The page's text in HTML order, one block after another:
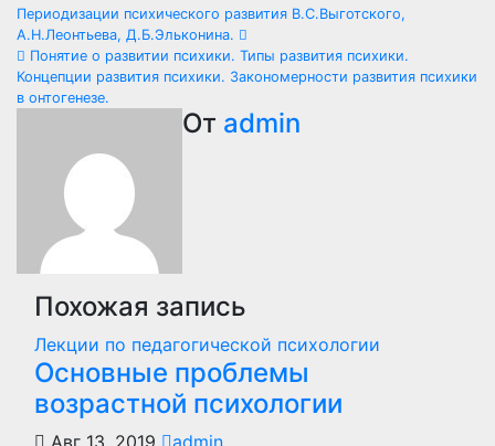
Навигация
по
записям
Периодизации психического развития В.С.Выготского,
А.Н.Леонтьева, Д.Б.Эльконина.
Понятие о развитии психики. Типы развития психики.
Концепции развития психики. Закономерности развития психики
в онтогенезе.
От admin
Похожая запись
Лекции по педагогической психологии
Основные проблемы
возрастной психологии
Авг 13, 2019
admin